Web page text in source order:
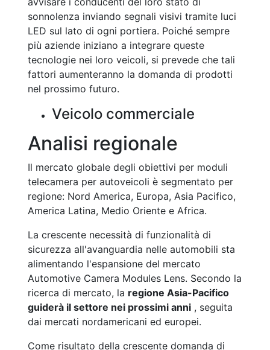
sonnolenza inviando segnali visivi tramite luci
LED sul lato di ogni portiera. Poiché sempre
più aziende iniziano a integrare queste
tecnologie nei loro veicoli, si prevede che tali
fattori aumenteranno la domanda di prodotti
nel prossimo futuro.
Veicolo commerciale
Analisi regionale
Il mercato globale degli obiettivi per moduli
telecamera per autoveicoli è segmentato per
regione: Nord America, Europa, Asia Pacifico,
America Latina, Medio Oriente e Africa.
La crescente necessità di funzionalità di
sicurezza all'avanguardia nelle automobili sta
alimentando l'espansione del mercato
Automotive Camera Modules Lens. Secondo la
ricerca di mercato, la regione Asia-Pacifico
guiderà il settore nei prossimi anni , seguita
dai mercati nordamericani ed europei.
Come risultato della crescente domanda di